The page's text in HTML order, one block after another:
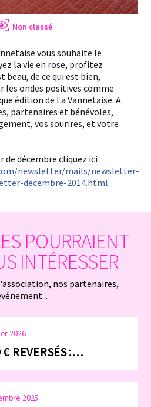
Non classé
vous souhaite le
la vie en rose, profitez
beau, de ce qui est bien,
les ondes positives comme
édition de La Vannetaise. A
partenaires et bénévoles,
vos sourires, et votre
décembre cliquez ici
newsletter/mails/newsletter-
decembre-2014.html
POURRAIENT
INTÉRESSER
nos partenaires,
2026
REVERSÉS :…
2025